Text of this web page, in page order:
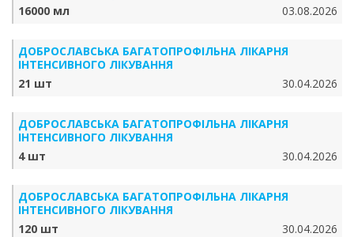
16000 мл
03.08.2026
ДОБРОСЛАВСЬКА БАГАТОПРОФІЛЬНА ЛІКАРНЯ
ІНТЕНСИВНОГО ЛІКУВАННЯ
21 шт
30.04.2026
ДОБРОСЛАВСЬКА БАГАТОПРОФІЛЬНА ЛІКАРНЯ
ІНТЕНСИВНОГО ЛІКУВАННЯ
4 шт
30.04.2026
ДОБРОСЛАВСЬКА БАГАТОПРОФІЛЬНА ЛІКАРНЯ
ІНТЕНСИВНОГО ЛІКУВАННЯ
120 шт
30.04.2026